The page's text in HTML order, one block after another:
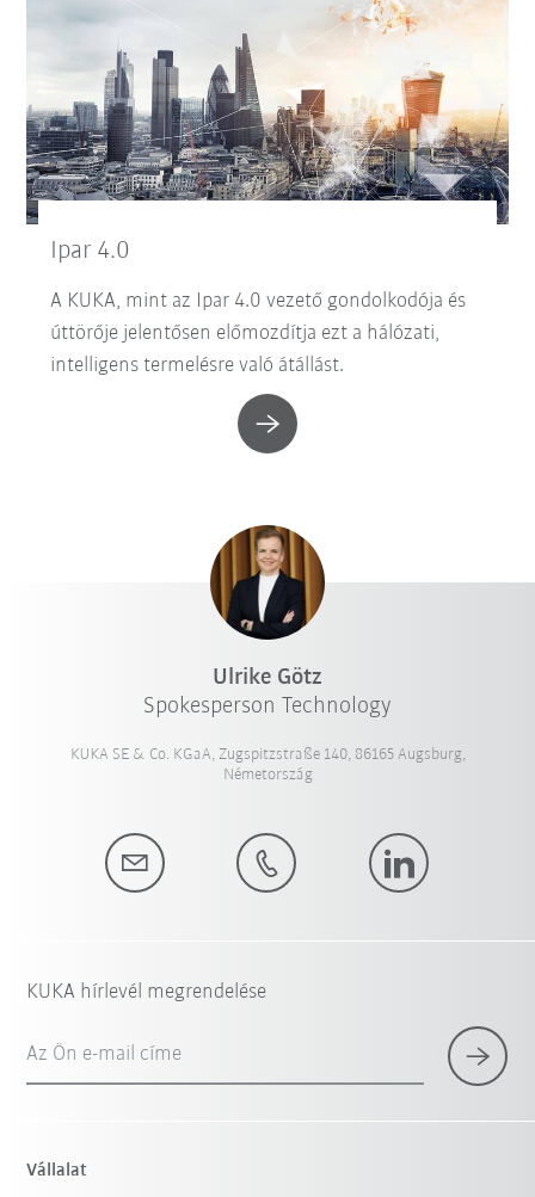
Ipar 4.0
A KUKA, mint az Ipar 4.0 vezető gondolkodója és
úttörője jelentősen előmozdítja ezt a hálózati,
intelligens termelésre való átállást.
Ulrike Götz
Spokesperson Technology
KUKA SE & Co. KGaA, Zugspitzstraße 140, 86165 Augsburg,
Németország
KUKA hírlevél megrendelése
Az Ön e-mail címe
Vállalat